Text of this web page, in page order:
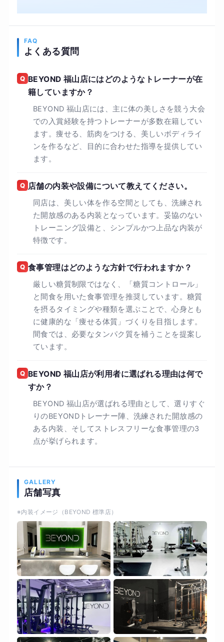
練されたシンプルかつ上品な内装はお客様からご
食事管理 しっかり食べて、しっかり痩せる。心も
健康に「痩せる体質」づくり BEYONDでは、厳
糖質を摂りすぎると太るのも事実です。 ここで
は、糖質を摂るタイミングや糖質の種類を選ぶ、
「糖質コントロール」と間食を用いて必要なタン
パク質を補うことを推奨しております。
FAQ
よくある質問
Q BEYOND 福山店にはどのようなトレーナーが在
籍していますか？
BEYOND 福山店には、主に体の美しさを競う大会
での入賞経験を持つトレーナーが多数在籍してい
ます。痩せる、筋肉をつける、美しいボディライ
ンを作るなど、目的に合わせた指導を提供してい
ます。
Q 店舗の内装や設備について教えてください。
同店は、美しい体を作る空間としても、洗練され
た開放感のある内装となっています。妥協のない
トレーニング設備と、シンプルかつ上品な内装が
特徴です。
Q 食事管理はどのような方針で行われますか？
厳しい糖質制限ではなく、「糖質コントロール」
と間食を用いた食事管理を推奨しています。糖質
を摂るタイミングや種類を選ぶことで、心身とも
に健康的な「痩せる体質」づくりを目指します。
間食では、必要なタンパク質を補うことを提案し
ています。
Q BEYOND 福山店が利用者に選ばれる理由は何で
すか？
BEYOND 福山店が選ばれる理由として、選りすぐ
りのBEYONDトレーナー陣、洗練された開放感の
ある内装、そしてストレスフリーな食事管理の3
点が挙げられます。
GALLERY
店舗写真
※内装イメージ（BEYOND 標準店）